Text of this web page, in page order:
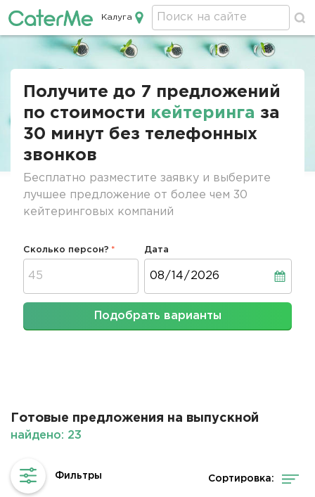
Кейтеринг в Калуге
Калуга
Получите до 7 предложений
по стоимости кейтеринга за
30 минут без телефонных
звонков
Бесплатно разместите заявку и выберите
лучшее предложение от более чем 30
кейтеринговых компаний
Сколько персон? Дата
Подобрать варианты
Готовые предложения на выпускной
найдено: 23
Сортировка: